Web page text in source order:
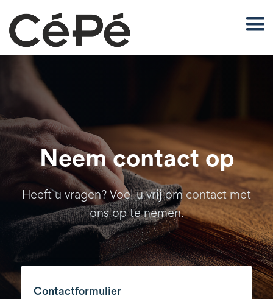
Neem contact op
Heeft u vragen? Voel u vrij om contact met
ons op te nemen.
Contactformulier